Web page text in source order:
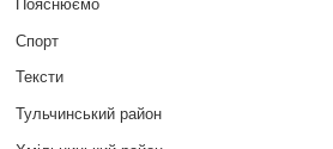
Спорт
Тексти
Тульчинський район